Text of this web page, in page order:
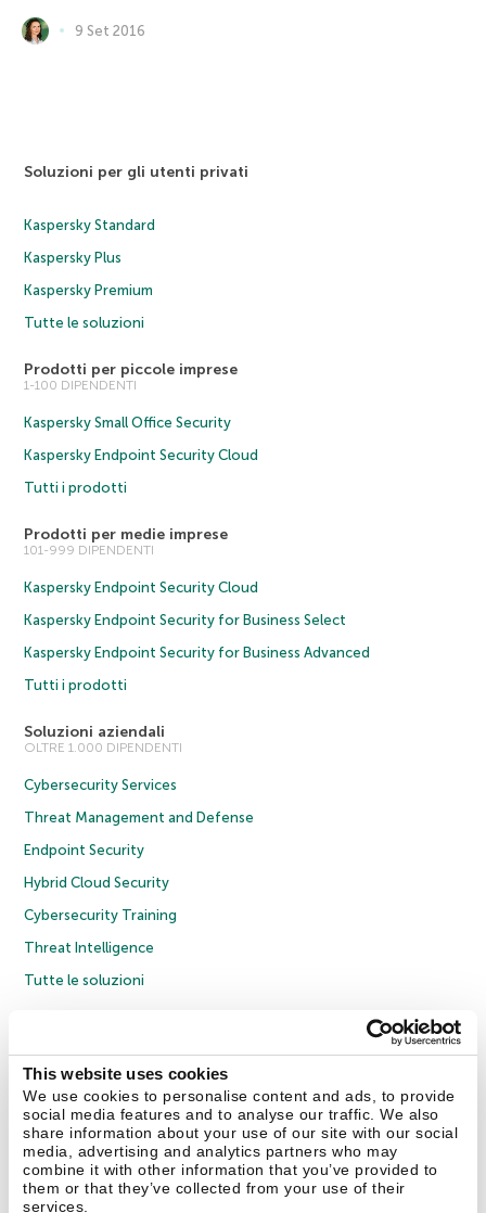
This website uses cookies
We use cookies to personalise content and ads, to provide
social media features and to analyse our traffic. We also
share information about your use of our site with our social
media, advertising and analytics partners who may
combine it with other information that you’ve provided to
them or that they’ve collected from your use of their
services.
9 Set 2016
Soluzioni per gli utenti privati
Kaspersky Standard
Kaspersky Plus
Kaspersky Premium
Tutte le soluzioni
Prodotti per piccole imprese
1-100 DIPENDENTI
Kaspersky Small Office Security
Kaspersky Endpoint Security Cloud
Tutti i prodotti
Prodotti per medie imprese
101-999 DIPENDENTI
Kaspersky Endpoint Security Cloud
Kaspersky Endpoint Security for Business Select
Kaspersky Endpoint Security for Business Advanced
Tutti i prodotti
Soluzioni aziendali
OLTRE 1.000 DIPENDENTI
Cybersecurity Services
Threat Management and Defense
Endpoint Security
Hybrid Cloud Security
Cybersecurity Training
Threat Intelligence
Tutte le soluzioni
Informativa sulla privacy
Policy anticorruzione
Contratto di licenza B2C
Cookies
Contatti Chi siamo Partner Blog Centro risorse Comunicati stampa
Securelist Eugene Personal Blog Encyclopedia